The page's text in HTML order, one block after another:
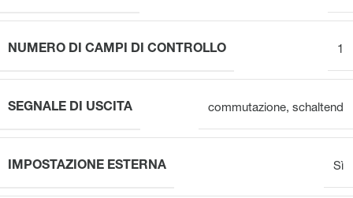
NUMERO DI CAMPI DI CONTROLLO 1
SEGNALE DI USCITA commutazione, schaltend
IMPOSTAZIONE ESTERNA Sì